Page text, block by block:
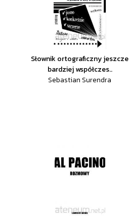
Słownik ortograficzny jeszcze
bardziej współczes..
Sebastian Surendra